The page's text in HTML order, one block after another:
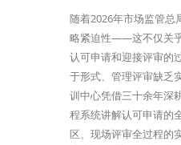
随着2026年市场监管总
略紧迫性——这不仅关
认可申请和迎接评审的
于形式、管理评审缺乏
训中心凭借三十余年深
程系统讲解认可申请的
区、现场评审全过程的